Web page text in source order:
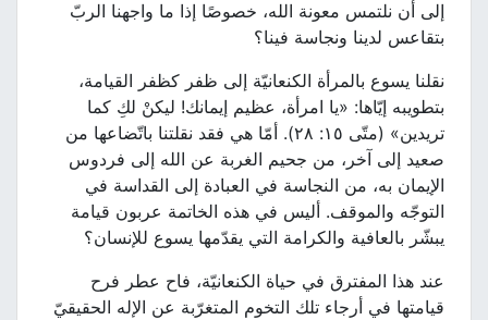
إلى أن نلتمس معونة الله، خصوصًا إذا ما واجهنا الربّ
بتقاعس لدينا ونجاسة فينا؟
نقلنا يسوع بالمرأة الكنعانيّة إلى ظفر كظفر القيامة،
بتطويبه إيّاها: «يا امرأة، عظيم إيمانك! ليكنْ لكِ كما
تريدين» (متّى ١٥: ٢٨). أمّا هي فقد نقلتنا باتّضاعها من
صعيد إلى آخر، من جحيم الغربة عن الله إلى فردوس
الإيمان به، من النجاسة في العبادة إلى القداسة في
التوجّه والموقف. أليس في هذه الخاتمة عربون قيامة
يبشّر بالعافية والكرامة التي يقدّمها يسوع للإنسان؟
عند هذا المفترق في حياة الكنعانيّة، فاح عطر فرح
قيامتها في أرجاء تلك التخوم المتغرّبة عن الإله الحقيقيّ